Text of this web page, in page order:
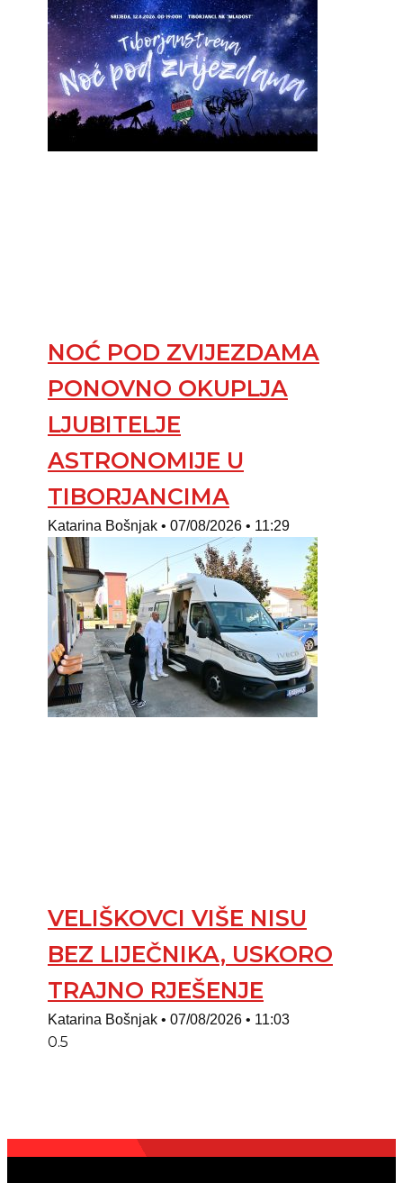
NOĆ POD ZVIJEZDAMA
PONOVNO OKUPLJA
LJUBITELJE
ASTRONOMIJE U
TIBORJANCIMA
Katarina Bošnjak 07/08/2026 11:29
VELIŠKOVCI VIŠE NISU
BEZ LIJEČNIKA, USKORO
TRAJNO RJEŠENJE
Katarina Bošnjak 07/08/2026 11:03